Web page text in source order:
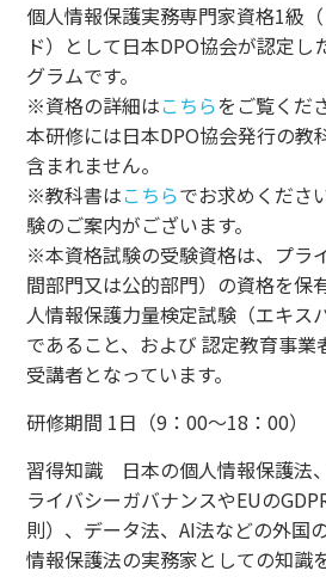
個人情報保護実務専門家資格1級
ド）として日本DPO協会が認定し
グラムです。
※資格の詳細はこちらをご覧くだ
本研修には日本DPO協会発行の教
含まれません。
※教科書はこちらでお求めくださ
験のご案内がございます。
※本資格試験の受験資格は、プラ
間部門又は公的部門）の資格を保
人情報保護力量検定試験（エキス
であること、および 認定教育事
受講者となっています。
研修期間 1日（9：00～18：00）
習得知識 日本の個人情報保護法
ライバシーガバナンスやEUの
則）、データ法、AI法などの外国
情報保護法の実務家としての知識